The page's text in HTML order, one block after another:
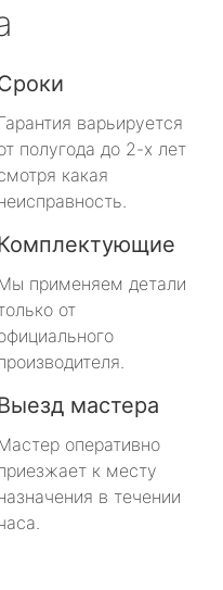
варьируется
полугода до 2-х лет
какая
применяем детали
от
мастера
оперативно
к месту
в течении